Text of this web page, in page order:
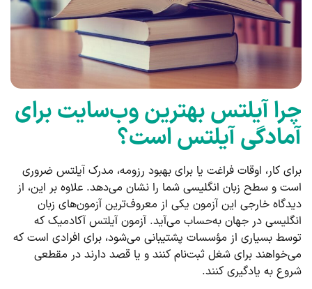
چرا آیلتس بهترین وب‌سایت برای
آمادگی آیلتس است؟
برای کار، اوقات فراغت یا برای بهبود رزومه، مدرک آیلتس ضروری
است و سطح زبان انگلیسی شما را نشان می‌دهد. علاوه بر این، از
دیدگاه خارجی این آزمون یکی از معروف‌ترین آزمون‌های زبان
انگلیسی در جهان به‌حساب می‌آید. آزمون آیلتس آکادمیک که
توسط بسیاری از مؤسسات پشتیبانی می‌شود، برای افرادی است که
می‌خواهند برای شغل ثبت‌نام کنند و یا قصد دارند در مقطعی
شروع به یادگیری کنند.